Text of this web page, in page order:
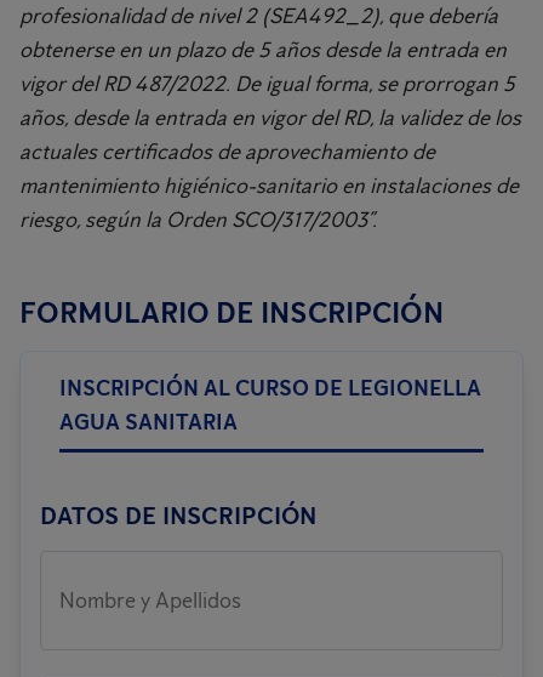
profesionalidad de nivel 2 (SEA492_2), que debería
obtenerse en un plazo de 5 años desde la entrada en
vigor del RD 487/2022. De igual forma, se prorrogan 5
años, desde la entrada en vigor del RD, la validez de los
actuales certificados de aprovechamiento de
mantenimiento higiénico-sanitario en instalaciones de
riesgo, según la Orden SCO/317/2003”.
FORMULARIO DE INSCRIPCIÓN
INSCRIPCIÓN AL CURSO DE LEGIONELLA
AGUA SANITARIA
DATOS DE INSCRIPCIÓN
Nombre y Apellidos